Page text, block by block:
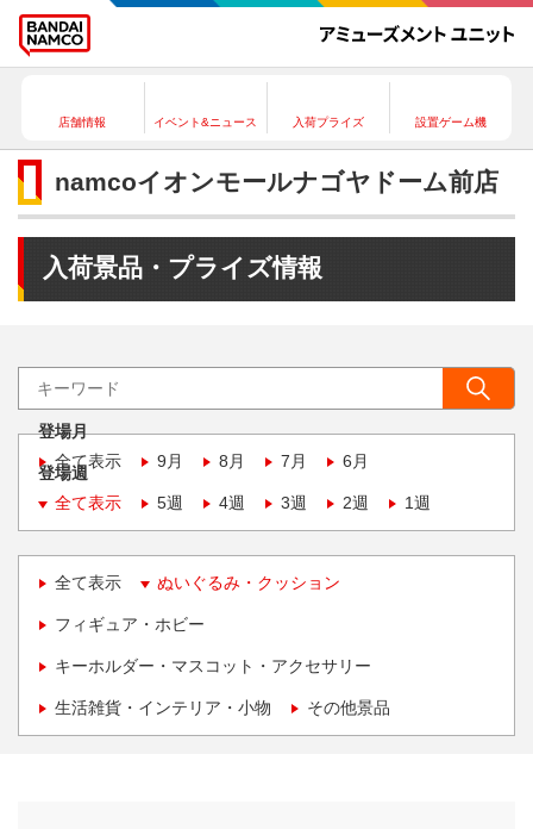
店舗情報 イベント&ニュース 入荷プライズ 設置ゲーム機
namcoイオンモールナゴヤドーム前店
入荷景品・プライズ情報
登場月
全て表示
9月 8月 7月 6月
登場週
全て表示
5週 4週 3週 2週 1週
全て表示 ぬいぐるみ・クッション
フィギュア・ホビー
キーホルダー・マスコット・アクセサリー
生活雑貨・インテリア・小物 その他景品